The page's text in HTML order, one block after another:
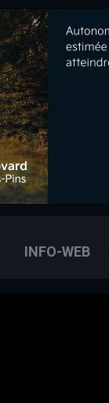
JOINDRE
INFO-WEB